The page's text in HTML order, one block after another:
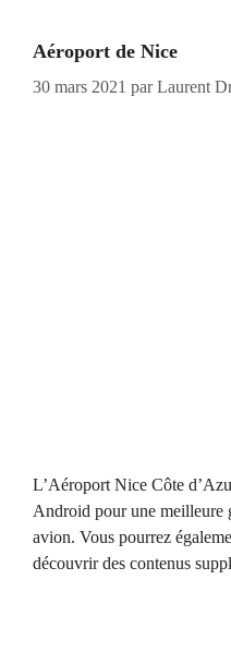
Aéroport de Nice
30 mars 2021 parLaurent
L’Aéroport Nice Côte
Android pour une meilleure
avion. Vous pourrez
découvrir des contenus